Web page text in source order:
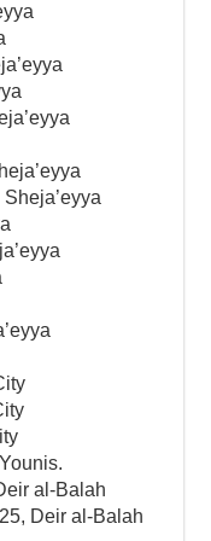
al-Balah
Deir al-Balah